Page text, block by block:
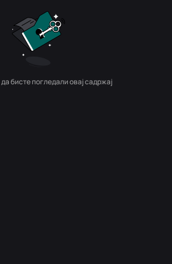
бисте погледали овај садржај